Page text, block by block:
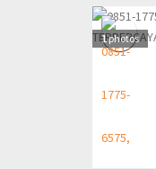
1photos